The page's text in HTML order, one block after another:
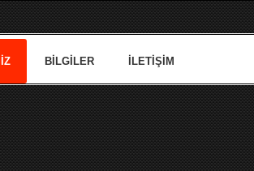
BILGILER İLETIŞIM